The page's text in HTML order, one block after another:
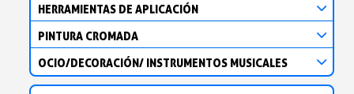
HERRAMIENTAS DE APLICACIÓN
PINTURA CROMADA
OCIO/DECORACIÓN/ INSTRUMENTOS MUSICALES